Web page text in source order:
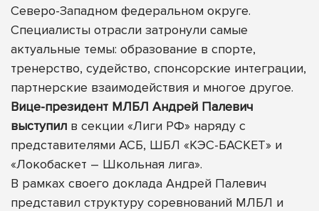
Северо-Западном федеральном округе.
Специалисты отрасли затронули самые
актуальные темы: образование в спорте,
тренерство, судейство, спонсорские интеграции,
партнерские взаимодействия и многое другое.
Вице-президент МЛБЛ Андрей Палевич
выступил в секции «Лиги РФ» наряду с
представителями АСБ, ШБЛ «КЭС-БАСКЕТ» и
«Локобаскет – Школьная лига».
В рамках своего доклада Андрей Палевич
представил структуру соревнований МЛБЛ и